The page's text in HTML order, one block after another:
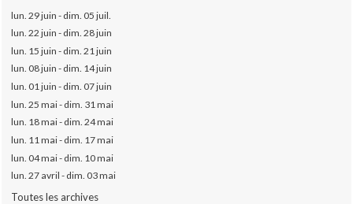
lun. 29 juin - dim. 05 juil.
lun. 22 juin - dim. 28 juin
lun. 15 juin - dim. 21 juin
lun. 08 juin - dim. 14 juin
lun. 01 juin - dim. 07 juin
lun. 25 mai - dim. 31 mai
lun. 18 mai - dim. 24 mai
lun. 11 mai - dim. 17 mai
lun. 04 mai - dim. 10 mai
lun. 27 avril - dim. 03 mai
Toutes les archives